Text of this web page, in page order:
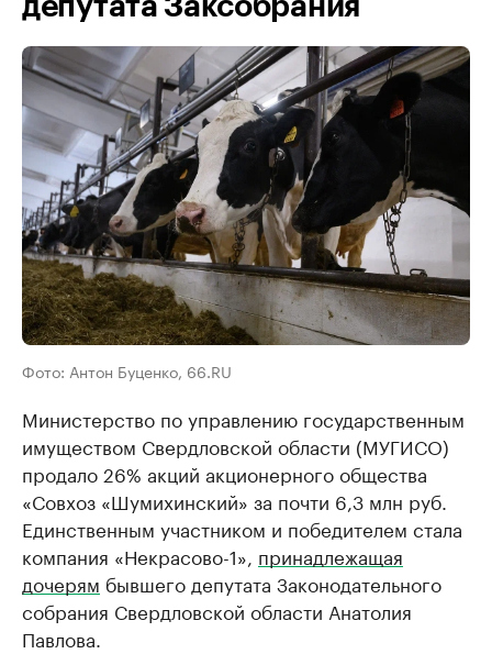
депутата Заксобрания
Фото: Антон Буценко, 66.RU
Министерство по управлению государственным
имуществом Свердловской области (МУГИСО)
продало 26% акций акционерного общества
«Совхоз «Шумихинский» за почти 6,3 млн руб.
Единственным участником и победителем стала
компания «Некрасово-1», принадлежащая
дочерям бывшего депутата Законодательного
собрания Свердловской области Анатолия
Павлова.